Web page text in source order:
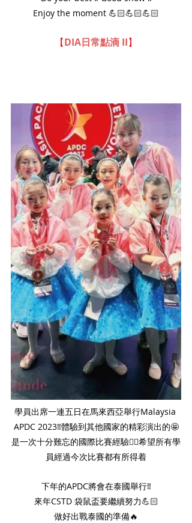
Enjoy the moment 💪🏻💪🏻💪🏻
【DIA日常點滴 II】
學員出席一連五日在馬來西亞舉行Malaysia
APDC 2023‼️體驗到其他國家的精彩演出的🤩
是一次十分難忘的國際比賽經驗👍🏻希望所有學
員經過今次比賽都有所得着
下年的APDC將會在泰國舉行‼️
來年CSTD 袋鼠盃要繼續努力💪🏻
做好出戰泰國的準備🔥